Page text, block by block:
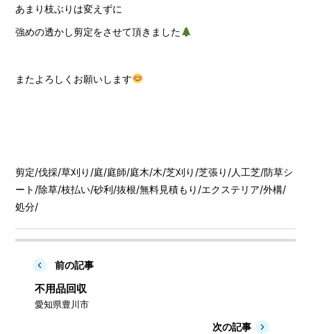
あまり枝ぶりは変えずに
強めの透かし剪定をさせて頂きました
またよろしくお願いします
剪定/伐採/草刈り /庭/庭師/庭木/木/芝刈り /芝張り /人工芝/防草シ
ート /除草/枝払い/砂利/抜根/無料見積もり /エクステリア/外構/
処分/
前の記事
不用品回収
愛知県豊川市
次の記事